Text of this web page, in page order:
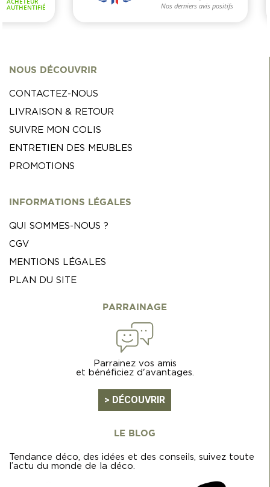
NOUS DÉCOUVRIR
CONTACTEZ-NOUS
LIVRAISON & RETOUR
SUIVRE MON COLIS
ENTRETIEN DES MEUBLES
PROMOTIONS
INFORMATIONS LÉGALES
QUI SOMMES-NOUS ?
CGV
MENTIONS LÉGALES
PLAN DU SITE
PARRAINAGE
Parrainez vos amis
et bénéficiez d'avantages.
> DÉCOUVRIR
LE BLOG
Tendance déco, des idées et des conseils, suivez toute
l’actu du monde de la déco.